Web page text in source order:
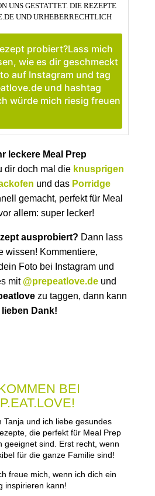
UNS GESTATTET. DIE REZEPTE
UND URHEBERRECHTLICH
probiert?Lass mich
wie es dir geschmeckt
auf Instagram und tag
und hashtag
würde mich riesig freuen
leckere Meal Prep
dir doch mal die knusprigen
und das Porridge
gemacht, perfekt für Meal
allem: super lecker!
ausprobiert? Dann lass
wissen! Kommentiere,
Foto bei Instagram und
mit @prepeatlove.deund
zu taggen, dann kann
lieben Dank!
BEI
Tanja und ich liebe gesundes
die perfekt für Meal Prep
geeignet sind. Erst recht, wenn
für die ganze Familie sind!
freue mich, wenn ich dich ein
inspirieren kann!